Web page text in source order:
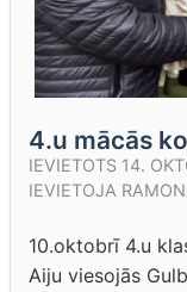
4.u mācās
IEVIETOTS 14.
IEVIETOJA
10.oktobrī 4.u
Aiju viesojās